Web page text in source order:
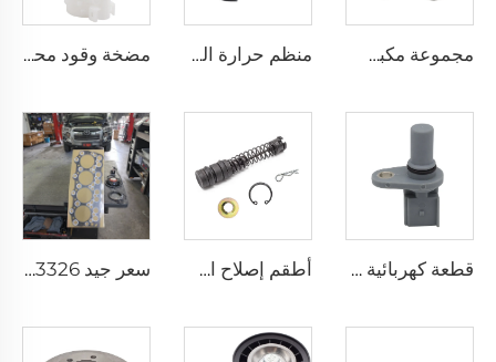
مجموعة مكبس محرك جديدة بحالة قياسية 55567934 لشيفروليه كروز 1.8 لتر منظم حرارة الماء 12674639 منظم حرارة المحرك الجديد لشيفروليه شيانو سيلفرادو سابربان تاهو 5.3 مضخة وقود محرك K3-VE 23210-87403 قطعة محددة لسيارات دايهاتسو ولكزس تويوتا 1.3
قطعة كهربائية للسيارة عالية الجودة 6C11-12K073-AA مستشعر موقع عمود المرفق لسيارات فورد MONDEO وTRANSIT بمحرك 2.0 لتر أطقم إصلاح اسطوانة القابض الرئيسية 04311-60051 لسيارة Toyota LAND CRUISER سعر جيد ME013326 مقاومة رأس الأسطوانة لمصنع قطع الغيار 4D31 لمحرك MITSUBISHI